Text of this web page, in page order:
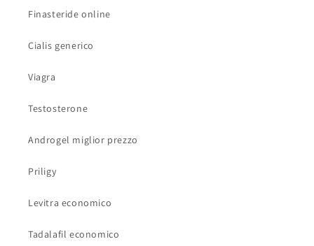
Finasteride online
Cialis generico
Viagra
Testosterone
Androgel miglior prezzo
Priligy
Levitra economico
Tadalafil economico